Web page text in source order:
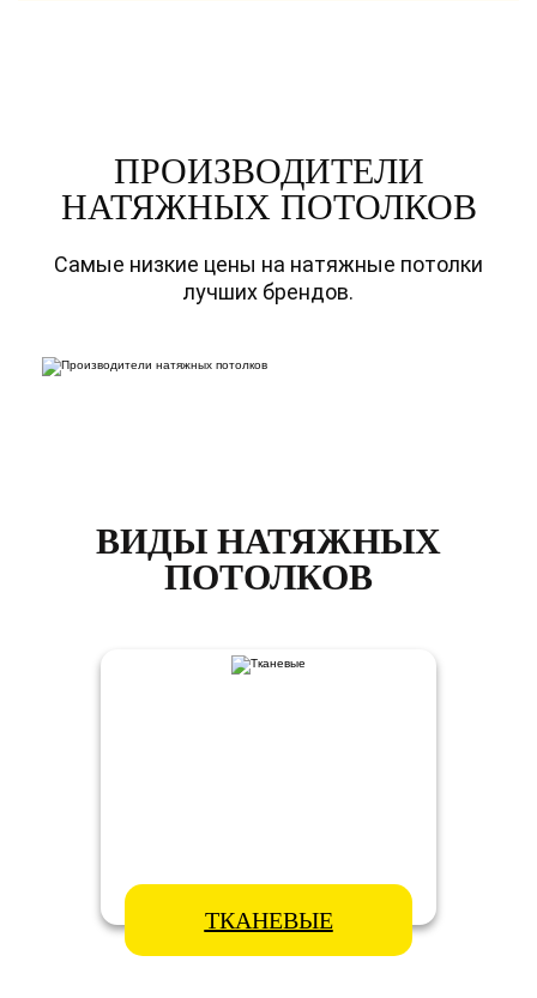
ПРОИЗВОДИТЕЛИ
НАТЯЖНЫХ ПОТОЛКОВ
Самые низкие цены на натяжные потолки
лучших брендов.
ВИДЫ НАТЯЖНЫХ
ПОТОЛКОВ
ТКАНЕВЫЕ